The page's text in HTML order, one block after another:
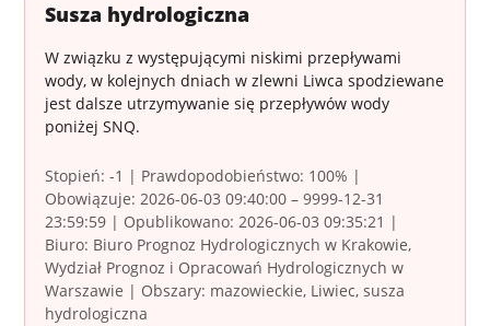
Susza hydrologiczna
W związku z występującymi niskimi przepływami
wody, w kolejnych dniach w zlewni Liwca spodziewane
jest dalsze utrzymywanie się przepływów wody
poniżej SNQ.
Stopień: -1 | Prawdopodobieństwo: 100% |
Obowiązuje: 2026-06-03 09:40:00 – 9999-12-31
23:59:59 | Opublikowano: 2026-06-03 09:35:21 |
Biuro: Biuro Prognoz Hydrologicznych w Krakowie,
Wydział Prognoz i Opracowań Hydrologicznych w
Warszawie | Obszary: mazowieckie, Liwiec, susza
hydrologiczna